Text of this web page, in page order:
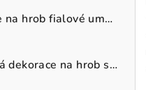
Jarní dekorace na hrob fialové umělé macešky v šedém truhlíku
Jarní květinová dekorace na hrob s oranžovými maceškami